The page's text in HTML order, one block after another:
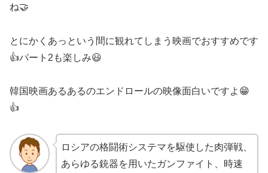
ね🤝
とにかくあっという間に観れてしまう映画でおすすめです
👍パート2も楽しみ😃
韓国映画あるあるのエンドロールの映像面白いですよ😁
👍
ロシアの格闘術システマを駆使した肉弾戦、
あらゆる銃器を用いたガンファイト、時速